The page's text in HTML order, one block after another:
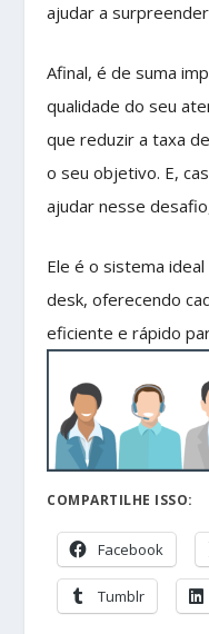
ajudar a
Afinal, é de suma
qualidade do seu
que reduzir a taxa
o seu objetivo. E,
ajudar nesse
Ele é o sistema
desk, oferecendo
eficiente e rápido
COMPARTILHE ISSO:
Facebook
Tumblr